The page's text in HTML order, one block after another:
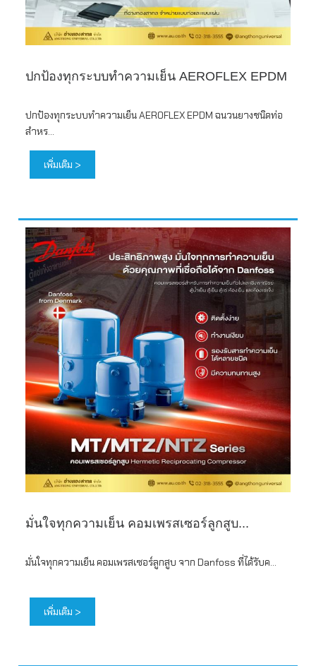
ปกป้องทุกระบบทำความเย็น AEROFLEX EPDM
ปกป้องทุกระบบทำความเย็น AEROFLEX EPDM ฉนวนยางชนิดท่อ
สำหร...
เพิ่มเติม >
มั่นใจทุกความเย็น คอมเพรสเซอร์ลูกสูบ...
มั่นใจทุกความเย็น คอมเพรสเซอร์ลูกสูบ จาก Danfoss ที่ได้รับค...
เพิ่มเติม >